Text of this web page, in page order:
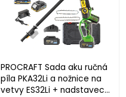
PROCRAFT Sada aku ručná
píla PKA32Li a nožnice na
vetvy ES32Li + nadstavec